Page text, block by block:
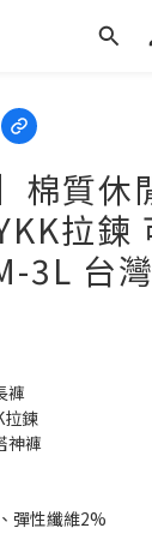
棉質休
拉鍊
3L 台
褲
拉鍊
神褲
彈性纖維2%